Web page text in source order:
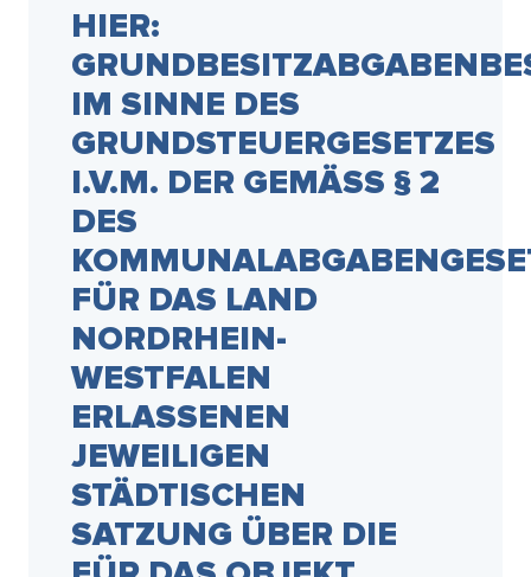
HIER:
IM SINNE DES
GRUNDSTEUERGESETZES
I.V.M. DER GEMÄSS § 2 D
ES K
ÜR DAS LAND N
ORDRHEIN-W
ESTFALEN E
RLASSENEN J
EWEILIGEN S
TÄDTISCHEN S
ATZUNG ÜBER DIE F